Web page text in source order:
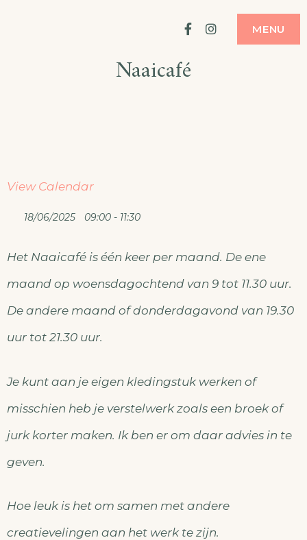
FacebookInstagram
MENU
Naaicafé
View Calendar
18/06/2025 09:00 - 11:30
Het Naaicafé is één keer per maand. De ene
maand op woensdagochtend van 9 tot 11.30 uur.
De andere maand of donderdagavond van 19.30
uur tot 21.30 uur.
Je kunt aan je eigen kledingstuk werken of
misschien heb je verstelwerk zoals een broek of
jurk korter maken. Ik ben er om daar advies in te
geven.
Hoe leuk is het om samen met andere
creatievelingen aan het werk te zijn.